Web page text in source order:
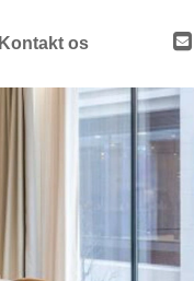
Kontakt os